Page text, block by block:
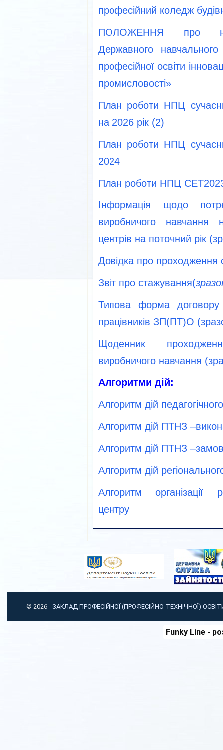
професійний коледж
ПОЛОЖЕННЯ про
Державного
професійної освіти
промисловості»
План роботи НПЦ
на 2026 рік (2)
План роботи НПЦ
2024
План роботи НПЦ
Інформація щодо
виробничого навчання
центрів на поточний рік
Довідка про проходження
Звіт про стажування(
Типова форма договору
працівників ЗП(ПТ)О
Щоденник
виробничого навчання
Алгоритми дій:
Алгоритм дій
Алгоритм дій ПТНЗ
Алгоритм дій ПТНЗ
Алгоритм дій
Алгоритм організації
центру
© 2026 - ЗАКЛАД ПРОФЕСІЙНОЇ (ПРОФЕСІЙНО-ТЕХНІЧНОЇ)
Funky Line-